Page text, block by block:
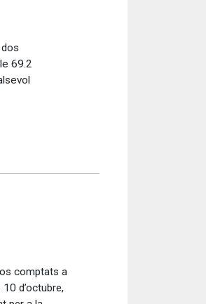
69.2
comptats a
d’octubre,